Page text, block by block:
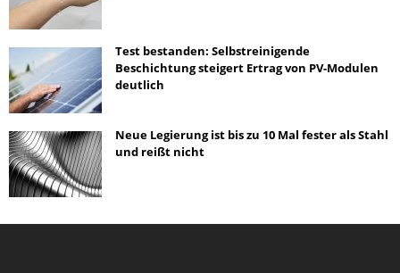
Test bestanden: Selbstreinigende
Beschichtung steigert Ertrag von PV-Modulen
deutlich
Neue Legierung ist bis zu 10 Mal fester als Stahl
und reißt nicht